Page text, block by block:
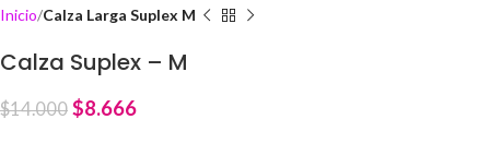
Inicio Calza Larga Suplex M
Calza Suplex – M
$14.000 $8.666